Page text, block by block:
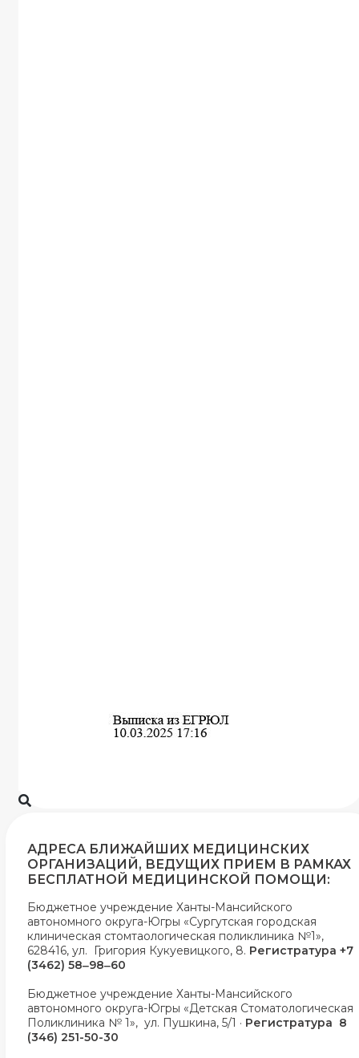
АДРЕСА БЛИЖАЙШИХ МЕДИЦИНСКИХ
ОРГАНИЗАЦИЙ, ВЕДУЩИХ ПРИЕМ В РАМКАХ
БЕСПЛАТНОЙ МЕДИЦИНСКОЙ ПОМОЩИ:
Бюджетное учреждение Ханты-Мансийского
автономного округа-Югры «Сургутская городская
клиническая стомтаологическая поликлиника №1»,
628416, ул. Григория Кукуевицкого, 8. Регистратура +7
(3462) 58‒98‒60
Бюджетное учреждение Ханты-Мансийского
автономного округа-Югры «Детская Стоматологическая
Поликлиника № 1», ул. Пушкина, 5/1 · Регистратура 8
(346) 251-50-30